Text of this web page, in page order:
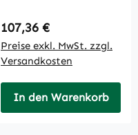
Regulärer Preis:
107,36 €
Preise exkl. MwSt. zzgl.
Versandkosten
In den Warenkorb